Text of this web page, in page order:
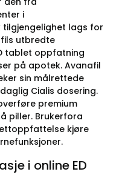
i
tilgjengelighet lags for
utbredte
tablet oppfatning
på apotek. Avanafil
sin målrettede
Cialis dosering.
premium
piller. Brukerfora
kjøre
i online ED